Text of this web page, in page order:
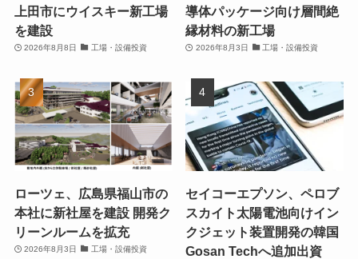
上田市にウイスキー新工場
を建設
2026年8月8日 工場・設備投資
導体パッケージ向け層間絶
縁材料の新工場
2026年8月3日 工場・設備投資
ローツェ、広島県福山市の
本社に新社屋を建設 開発ク
リーンルームを拡充
2026年8月3日 工場・設備投資
セイコーエプソン、ペロブ
スカイト太陽電池向けイン
クジェット装置開発の韓国
Gosan Techへ追加出資